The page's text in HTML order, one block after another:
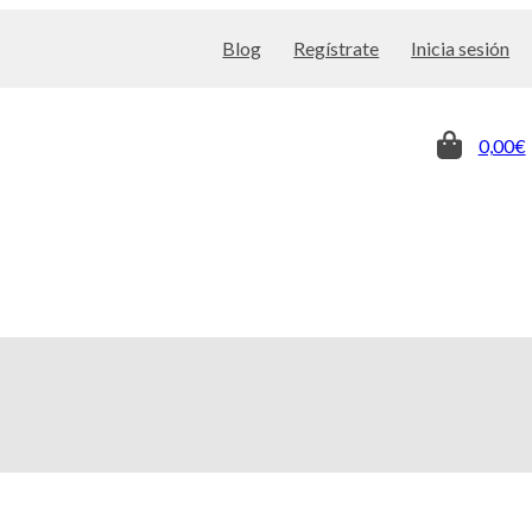
Blog Regístrate Inicia sesión
0,00€